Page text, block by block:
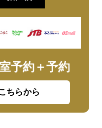
予約＋予約
ちらから